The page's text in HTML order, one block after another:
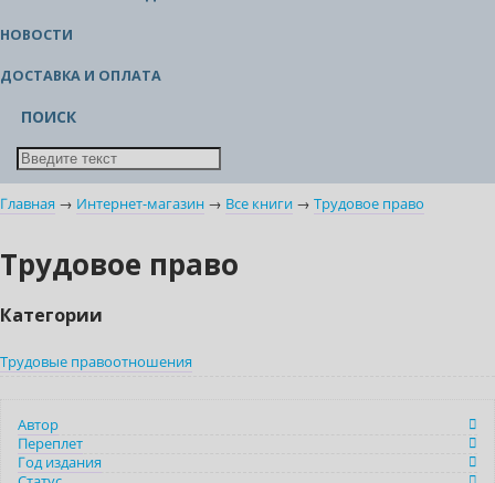
НОВОСТИ
ДОСТАВКА И ОПЛАТА
ПОИСК
Главная → Интернет-магазин → Все книги → Трудовое право
Трудовое право
Категории
Трудовые правоотношения
Автор
Переплет
Год издания